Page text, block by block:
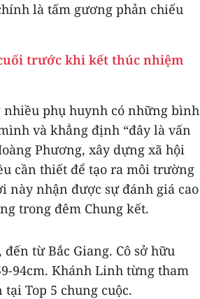
là tấm gương phản chiếu
trước khi kết thúc nhiệm
phụ huynh có những bình
và khẳng định “đây là vấn
Phương, xây dựng xã hội
cần thiết để tạo ra môi trường
này nhận được sự đánh giá cao
trong đêm Chung kết.
từ Bắc Giang. Cô sở hữu
94cm. Khánh Linh từng tham
Top 5 chung cuộc.